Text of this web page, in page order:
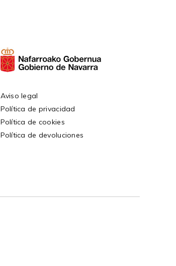
Aviso legal
Política de privacidad
Política de cookies
Política de devoluciones